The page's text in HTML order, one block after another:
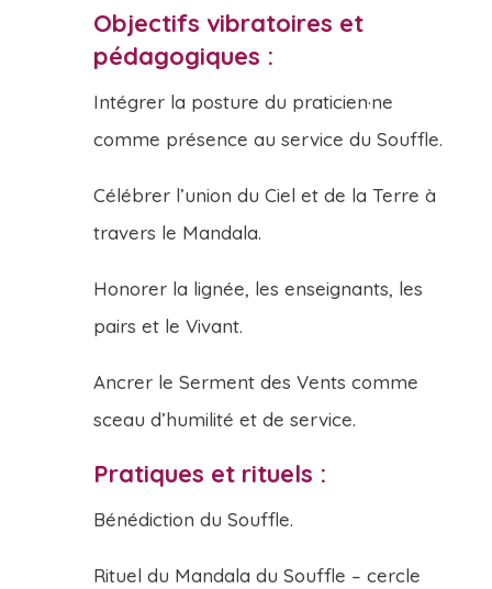
Objectifs vibratoires et
pédagogiques :
Intégrer la posture du praticien·ne
comme présence au service du Souffle.
Célébrer l’union du Ciel et de la Terre à
travers le Mandala.
Honorer la lignée, les enseignants, les
pairs et le Vivant.
Ancrer le Serment des Vents comme
sceau d’humilité et de service.
Pratiques et rituels :
Bénédiction du Souffle.
Rituel du Mandala du Souffle – cercle